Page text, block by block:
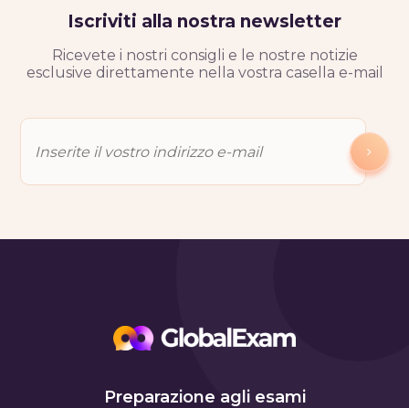
Iscriviti alla nostra newsletter
Ricevete i nostri consigli e le nostre notizie
esclusive direttamente nella vostra casella e-mail
Preparazione agli esami